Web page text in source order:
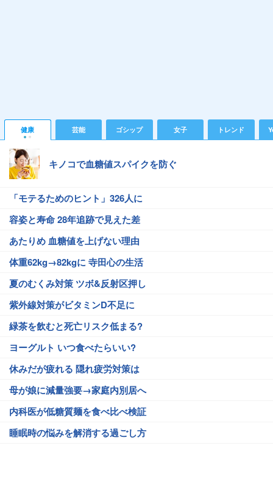
健康 芸能 ゴシップ 女子 トレンド
キノコで血糖値スパイクを防ぐ
「モテるためのヒント」326人に
容姿と寿命 28年追跡で見えた差
あたりめ 血糖値を上げない理由
体重62kg→82kgに 寺田心の生活
夏のむくみ対策 ツボ&反射区押し
紫外線対策がビタミンD不足に
緑茶を飲むと死亡リスク低まる?
ヨーグルト いつ食べたらいい?
休みだが疲れる 隠れ疲労対策は
母が娘に減量強要→家庭内別居へ
内科医が低糖質麺を食べ比べ検証
睡眠時の悩みを解消する過ごし方